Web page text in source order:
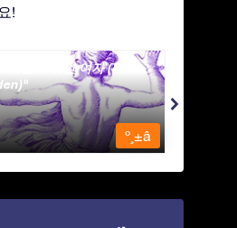
!
사슬에 묶인 여자 (The
º¸±â